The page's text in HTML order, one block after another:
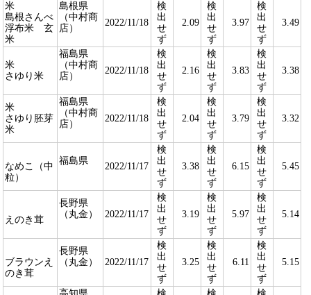
米
島根さんべ
浮布米 玄
米
島根県
（中村商
店）
2022/11/18
検
出
せ
ず
2.09
検
出
せ
ず
3.97
検
出
せ
ず
3.49
米
さゆり米
福島県
（中村商
店）
2022/11/18
検
出
せ
ず
2.16
検
出
せ
ず
3.83
検
出
せ
ず
3.38
米
さゆり胚芽
米
福島県
（中村商
店）
2022/11/18
検
出
せ
ず
2.04
検
出
せ
ず
3.79
検
出
せ
ず
3.32
なめこ（中
粒）
福島県
2022/11/17
検
出
せ
ず
3.38
検
出
せ
ず
6.15
検
出
せ
ず
5.45
えのき茸
長野県
（丸金）
2022/11/17
検
出
せ
ず
3.19
検
出
せ
ず
5.97
検
出
せ
ず
5.14
ブラウンえ
のき茸
長野県
（丸金）
2022/11/17
検
出
せ
ず
3.25
検
出
せ
ず
6.11
検
出
せ
ず
5.15